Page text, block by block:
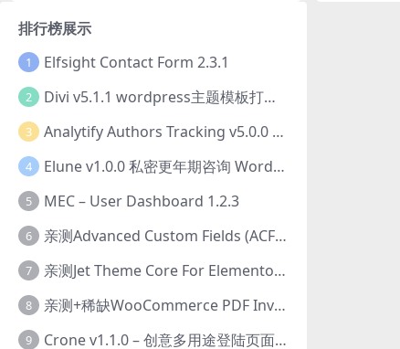
排行榜展示
1 Elfsight Contact Form 2.3.1
2 Divi v5.1.1 wordpress主题模板打包下载（Theme + Builder+ Extra Theme + Templates + Layouts + PSD）
3 Analytify Authors Tracking v5.0.0 插件破解版下载
4 Elune v1.0.0 私密更年期咨询 WordPress 主题下载
5 MEC – User Dashboard 1.2.3
6 亲测Advanced Custom Fields (ACF) Pro v6.8.0.1 + Advanced Custom Fields: Extended PRO v0.9.2.3 | 网站开发自定义字段插件下载
7 亲测Jet Theme Core For Elementor 2.3.1.2 插件下载
8 亲测+稀缺WooCommerce PDF Invoices & Packing Slips Professional v2.20.0 + Templates v2.25.1 [by WpOverNight] WooCommerce PDF 发票和装箱单插件下载
9 Crone v1.1.0 – 创意多用途登陆页面HTML模板下载